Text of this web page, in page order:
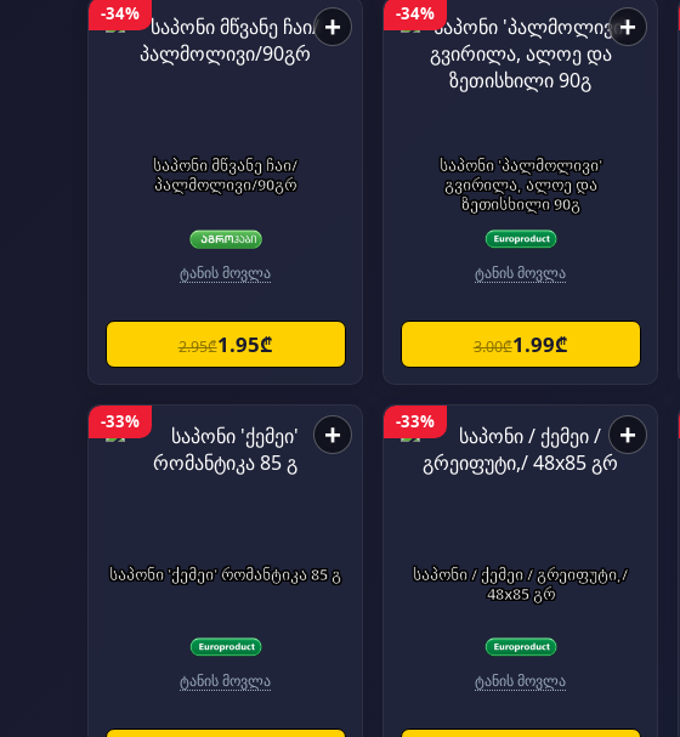
-34% +
საპონი მწვანე ჩაი/
პალმოლივი/90გრ
ტანის მოვლა
2.95₾1.95₾
-34% +
საპონი 'პალმოლივი'
გვირილა, ალოე და
ზეთისხილი 90გ
ტანის მოვლა
3.00₾1.99₾
-33% +
საპონი 'ქემეი' რომანტიკა 85 გ
ტანის მოვლა
-33% +
საპონი / ქემეი / გრეიფუტი,/
48x85 გრ
ტანის მოვლა